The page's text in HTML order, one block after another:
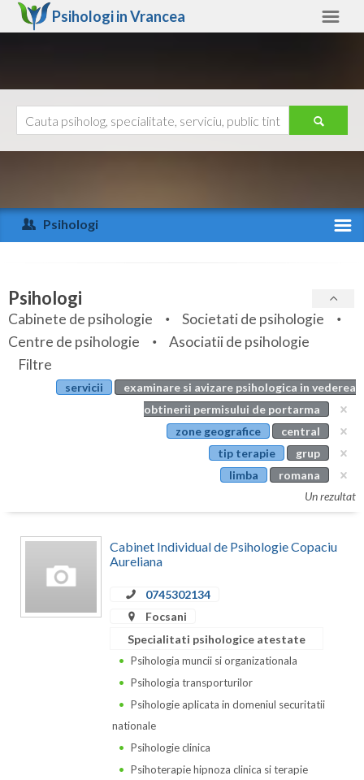
Psihologi inVrancea
Arad
Arges
Bihor
Bistrita-Nasaud
Botosani
Calarasi
Caras-Severin
Ajutor
Psihologi
Specialitati
Servicii
Articole
Evenimente
Psihologi
Cabinete de psihologie
Societati de psihologie
Centre de psihologie
Asociatii de psihologie
Filtre
servicii
examinare si avizare psihologica in vederea
obtinerii permisului de portarma
zone geografice
central
tip terapie
grup
limba
romana
Un rezultat
Cabinet Individual de Psihologie Copaciu
Aureliana
0745302134
Focsani
Specialitati psihologice atestate
Psihologia muncii si organizationala
Psihologia transporturilor
Psihologie aplicata in domeniul securitatii
nationale
Psihologie clinica
Psihoterapie hipnoza clinica si terapie